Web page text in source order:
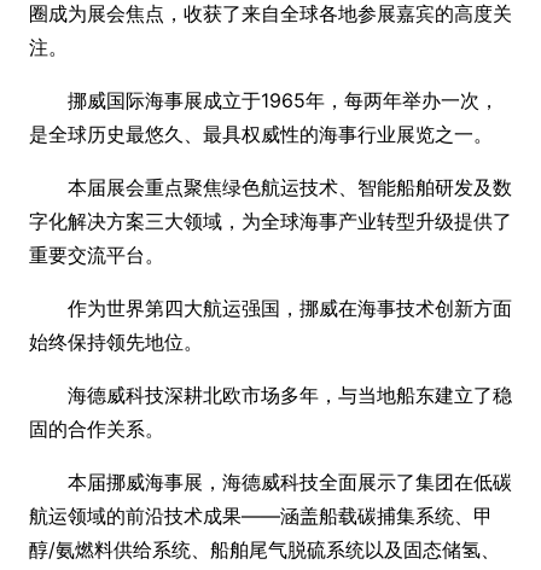
圈成为展会焦点，收获了来自全球各地参展嘉宾的高度关
注。
挪威国际海事展成立于1965年，每两年举办一次，
是全球历史最悠久、最具权威性的海事行业展览之一。
本届展会重点聚焦绿色航运技术、智能船舶研发及数
字化解决方案三大领域，为全球海事产业转型升级提供了
重要交流平台。
作为世界第四大航运强国，挪威在海事技术创新方面
始终保持领先地位。
海德威科技深耕北欧市场多年，与当地船东建立了稳
固的合作关系。
本届挪威海事展，海德威科技全面展示了集团在低碳
航运领域的前沿技术成果——涵盖船载碳捕集系统、甲
醇/氨燃料供给系统、船舶尾气脱硫系统以及固态储氢、